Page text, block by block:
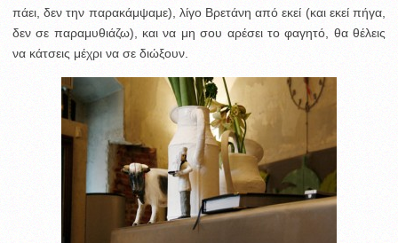
πάει, δεν την παρακάμψαμε), λίγο Βρετάνη από εκεί (και εκεί πήγα,
δεν σε παραμυθιάζω), και να μη σου αρέσει το φαγητό, θα θέλεις
να κάτσεις μέχρι να σε διώξουν.